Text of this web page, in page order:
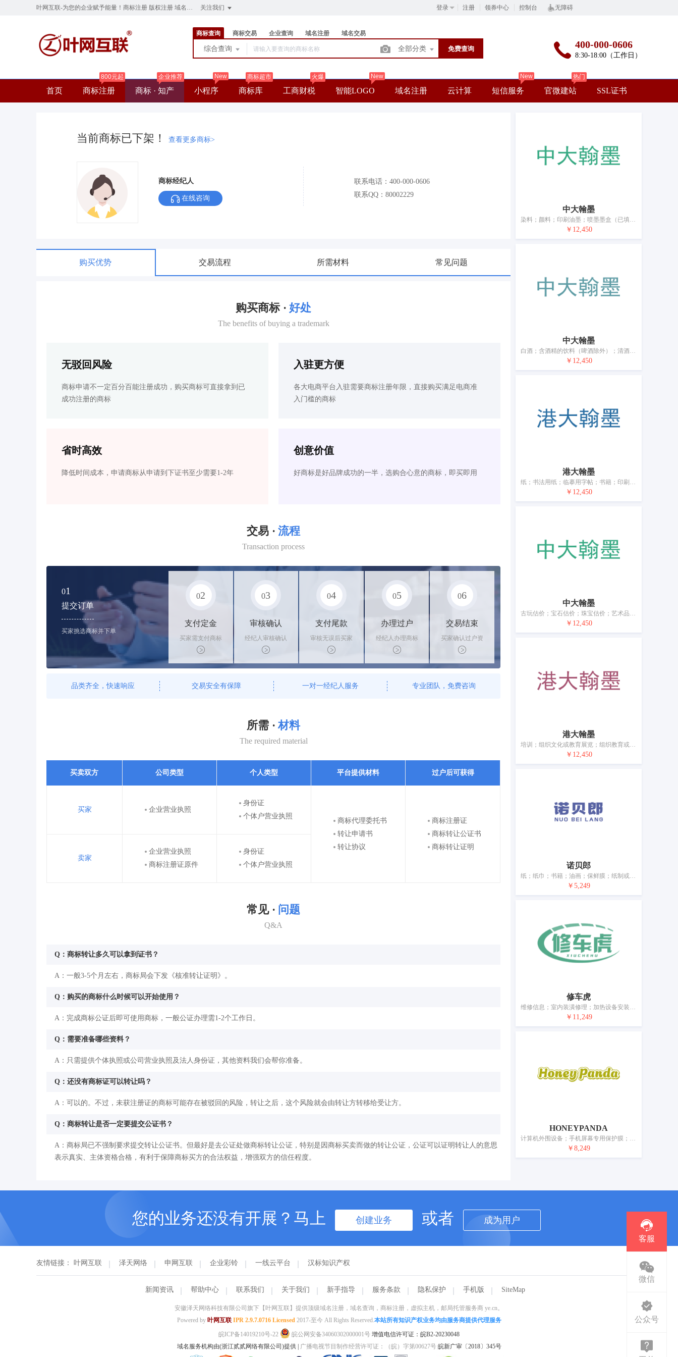
无障碍
叶网互联-为您的企业赋予能量！商标注册 版权注册 域名注册 云服务器 网站建设 ye.cn 关注我们 登录 注册 领券中心 控制台
商标查询 商标交易 企业查询 域名注册 域名交易
综合查询 全部分类 免费查询 400-000-0606
8:30-18:00（工作日）
首页 商标注册
800元起
商标 · 知产
企业推荐
小程序
New
商标库
商标超市
工商财税
火爆
智能LOGO
New
域名注册 云计算 短信服务
New
官微建站
热门
SSL证书
当前商标已下架！ 查看更多商标>
商标经纪人
在线咨询
联系电话：400-000-0606
联系QQ：80002229
购买优势 交易流程 所需材料 常见问题
购买商标 · 好处
The benefits of buying a trademark
无驳回风险
商标申请不一定百分百能注册成功，购买商标可直接拿到已
成功注册的商标
入驻更方便
各大电商平台入驻需要商标注册年限，直接购买满足电商准
入门槛的商标
省时高效
降低时间成本，申请商标从申请到下证书至少需要1-2年
创意价值
好商标是好品牌成功的一半，选购合心意的商标，即买即用
交易 · 流程
Transaction process
01
提交订单
买家挑选商标并下单
02
支付定金
买家需支付商标
标价的10%的购
买订金
03
审核确认
经纪人审核确认
商标状态
04
支付尾款
审核无误后买家
支付尾款，卖家
办理相关手续
05
办理过户
经纪人办理商标
转让手续，交付
相关证书
06
交易结束
买家确认过户资
料后，平台解冻
资金支付卖家
品类齐全，快速响应 交易安全有保障 一对一经纪人服务 专业团队，免费咨询
所需 · 材料
The required material
买卖双方 公司类型 个人类型 平台提供材料 过户后可获得
买家 企业营业执照
身份证
个体户营业执照
商标代理委托书
转让申请书
转让协议
商标注册证
商标转让公证书
商标转让证明
卖家
企业营业执照
商标注册证原件
身份证
个体户营业执照
常见 · 问题
Q&A
Q：商标转让多久可以拿到证书？
A：一般3-5个月左右，商标局会下发《核准转让证明》。
Q：购买的商标什么时候可以开始使用？
A：完成商标公证后即可使用商标，一般公证办理需1-2个工作日。
Q：需要准备哪些资料？
A：只需提供个体执照或公司营业执照及法人身份证，其他资料我们会帮你准备。
Q：还没有商标证可以转让吗？
A：可以的。不过，未获注册证的商标可能存在被驳回的风险，转让之后，这个风险就会由转让方转移给受让方。
Q：商标转让是否一定要提交公证书？
A：商标局已不强制要求提交转让公证书。但最好是去公证处做商标转让公证，特别是因商标买卖而做的转让公证，公证可以证明转让人的意思
表示真实、主体资格合格，有利于保障商标买方的合法权益，增强双方的信任程度。
中大翰墨
染料；颜料；印刷油墨；喷墨墨盒（已填充）；打印机和复印机用墨粉；打印机和复印机用已填充的鼓粉盒；雕刻油墨；喷漆；油漆；涂料（油漆）
￥12,450
中大翰墨
白酒；含酒精的饮料（啤酒除外）；清酒；烧酒；甜酒；果酒；米酒；蒸馏饮料；露酒；高粱酒；黄酒
￥12,450
港大翰墨
纸；书法用纸；临摹用字帖；书籍；印刷出版物；绘画和书法作品；文具；砚台；墨水；印章（印）；毛笔；画笔；绘画板
￥12,450
中大翰墨
古玩估价；宝石估价；珠宝估价；艺术品估价；邮票估价；钱币估价；不动产估价；公寓管理；典当
￥12,450
港大翰墨
培训；组织文化或教育展览；组织教育或娱乐竞赛；组织文化艺术活动；出借书籍和其他出版物；书籍出版；书法服务；绘画和书法作品出租；艺术品出租；艺术展览
￥12,450
诺贝郎
纸；纸巾；书籍；油画；保鲜膜；纸制或塑料制垃圾袋；家具除外的办公必需品；绘画材料；教学材料（仪器除外）；建筑模型
￥5,249
修车虎
维修信息；室内装潢修理；加热设备安装和修理；钟表修理；清洗衣服
￥11,249
HONEYPANDA
计算机外围设备；手机屏幕专用保护膜；耳机；放映设备；测量装置；电源插座；安全头盔；电子防盗装置；移动电源（可充电电池）
￥8,249
您的业务还没有开展？马上 创建业务 或者 成为用户
友情链接： 叶网互联 泽天网络 申网互联 企业彩铃 一线云平台 汉标知识产权
新闻资讯 帮助中心 联系我们 关于我们 新手指导 服务条款 隐私保护 手机版 SiteMap
安徽泽天网络科技有限公司旗下【叶网互联】提供顶级域名注册，域名查询，商标注册，虚拟主机，邮局托管服务商 ye.cn。
Powered by 叶网互联 IPR 2.9.7.0716 Licensed2017-至今 All Rights Reserved.本站所有知识产权业务均由服务商提供代理服务
皖ICP备14019210号-22
皖公网安备34060302000001号 增值电信许可证：皖B2-20230048
域名服务机构由(浙江贰贰网络有限公司)提供 |
广播电视节目制作经营许可证：（皖）字第00627号 皖新广审〔2018〕345号
客服
微信
公众号